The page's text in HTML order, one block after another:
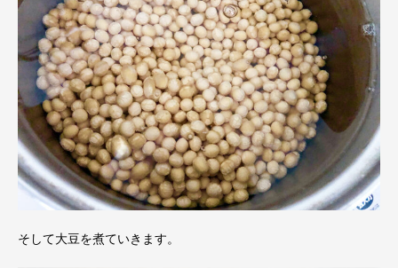
そして大豆を煮ていきます。